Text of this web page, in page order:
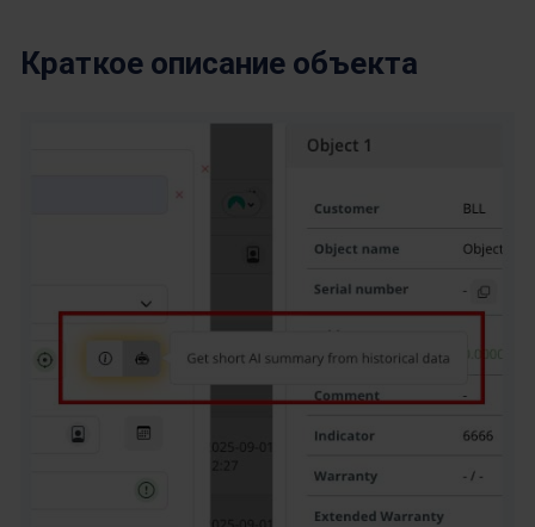
Краткое описание объекта